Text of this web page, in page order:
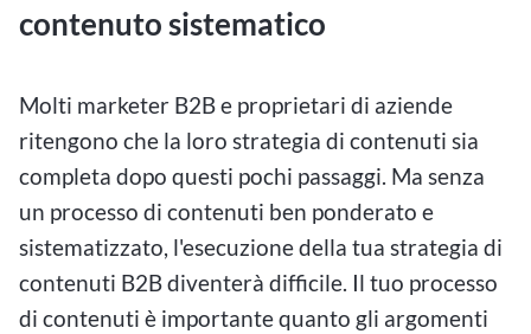
contenuto sistematico
Molti marketer B2B e proprietari di aziende
ritengono che la loro strategia di contenuti sia
completa dopo questi pochi passaggi. Ma senza
un processo di contenuti ben ponderato e
sistematizzato, l'esecuzione della tua strategia di
contenuti B2B diventerà difficile. Il tuo processo
di contenuti è importante quanto gli argomenti